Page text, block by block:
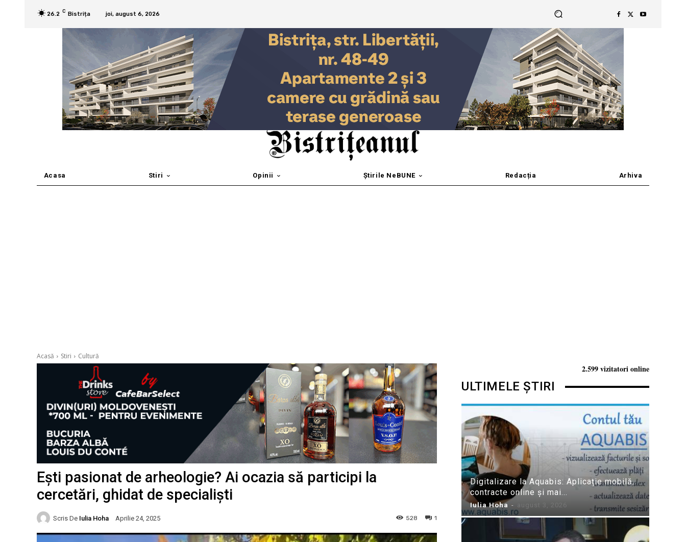
26.2 C Bistrița joi, august 6, 2026
Acasa Stiri Opinii Știrile NeBUNE Redacția Arhiva
Acasă Stiri Cultură
Ești pasionat de arheologie? Ai ocazia să participi la
cercetări, ghidat de specialiști
Scris De Iulia Hoha Aprilie 24, 2025 1
528
2.599 vizitatori online
ULTIMELE ȘTIRI
Digitalizare la Aquabis: Aplicație mobilă,
contracte online și mai...
Iulia Hoha - august 3, 2026